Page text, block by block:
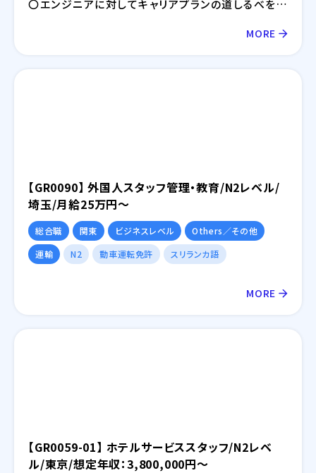
〇エンジニアに対してキャリアプランの道しるべを提
MORE
【GR0090】 外国人スタッフ管理・教育/N2レベル/
埼玉/月給25万円～
総合職 関東 ビジネスレベル
Others／その他
運輸
N2 動車運転免許 スリランカ語
MORE
【GR0059-01】 ホテルサービススタッフ/N2レベ
ル/東京/想定年収：3,800,000円～